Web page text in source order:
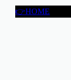
👉HOME